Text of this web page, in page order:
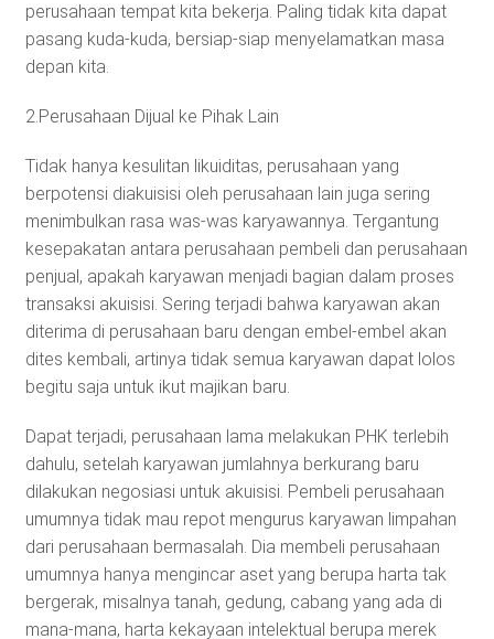
perusahaan tempat kita bekerja. Paling tidak kita dapat
pasang kuda-kuda, bersiap-siap menyelamatkan masa
depan kita.
2.Perusahaan Dijual ke Pihak Lain
Tidak hanya kesulitan likuiditas, perusahaan yang
berpotensi diakuisisi oleh perusahaan lain juga sering
menimbulkan rasa was-was karyawannya. Tergantung
kesepakatan antara perusahaan pembeli dan perusahaan
penjual, apakah karyawan menjadi bagian dalam proses
transaksi akuisisi. Sering terjadi bahwa karyawan akan
diterima di perusahaan baru dengan embel-embel akan
dites kembali, artinya tidak semua karyawan dapat lolos
begitu saja untuk ikut majikan baru.
Dapat terjadi, perusahaan lama melakukan PHK terlebih
dahulu, setelah karyawan jumlahnya berkurang baru
dilakukan negosiasi untuk akuisisi. Pembeli perusahaan
umumnya tidak mau repot mengurus karyawan limpahan
dari perusahaan bermasalah. Dia membeli perusahaan
umumnya hanya mengincar aset yang berupa harta tak
bergerak, misalnya tanah, gedung, cabang yang ada di
mana-mana, harta kekayaan intelektual berupa merek